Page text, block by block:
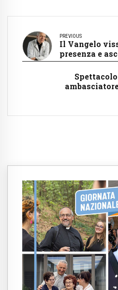
PREVIOUS
Il Vangelo
presenza e